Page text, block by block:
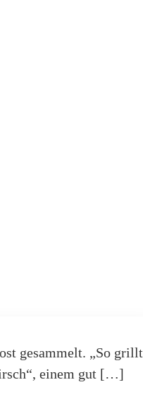
gesammelt. „So grillt
einem gut […]